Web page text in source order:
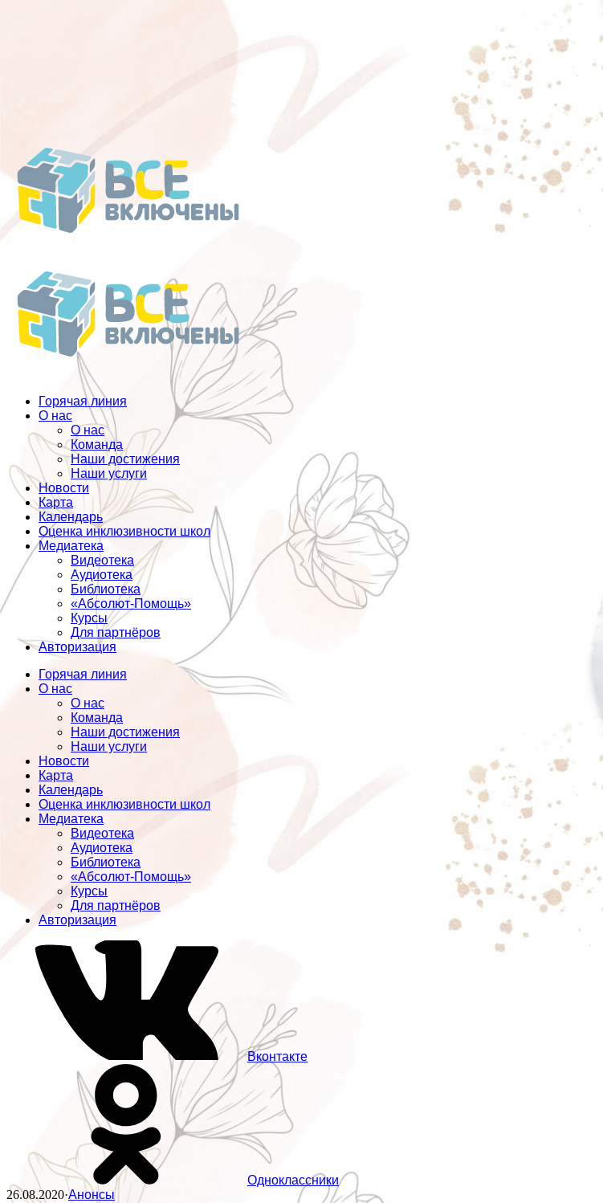
Горячая линия
О нас
О нас
Команда
Наши достижения
Наши услуги
Новости
Карта
Календарь
Оценка инклюзивности школ
Медиатека
Видеотека
Аудиотека
Библиотека
«Абсолют-Помощь»
Курсы
Для партнёров
Авторизация
Горячая линия
О нас
О нас
Команда
Наши достижения
Наши услуги
Новости
Карта
Календарь
Оценка инклюзивности школ
Медиатека
Видеотека
Аудиотека
Библиотека
«Абсолют-Помощь»
Курсы
Для партнёров
Авторизация
Вконтакте
Одноклассники
26.08.2020·Анонсы